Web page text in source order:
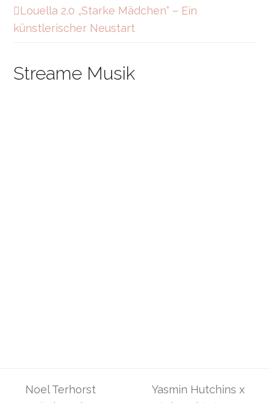
Louella 2.0 „Starke Mädchen“ – Ein
künstlerischer Neustart
Streame Musik
Noel Terhorst
Yasmin Hutchins x